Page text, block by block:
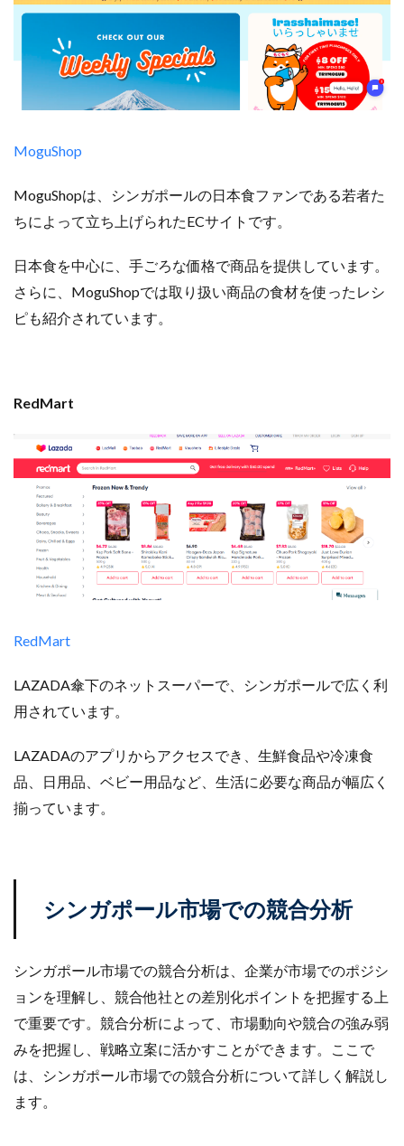
MoguShop
MoguShopは、シンガポールの日本食ファンである若者た
ちによって立ち上げられたECサイトです。
日本食を中心に、手ごろな価格で商品を提供しています。
さらに、MoguShopでは取り扱い商品の食材を使ったレシ
ピも紹介されています。
RedMart
RedMart
LAZADA傘下のネットスーパーで、シンガポールで広く利
用されています。
LAZADAのアプリからアクセスでき、生鮮食品や冷凍食
品、日用品、ベビー用品など、生活に必要な商品が幅広く
揃っています。
シンガポール市場での競合分析
シンガポール市場での競合分析は、企業が市場でのポジシ
ョンを理解し、競合他社との差別化ポイントを把握する上
で重要です。競合分析によって、市場動向や競合の強み弱
みを把握し、戦略立案に活かすことができます。ここで
は、シンガポール市場での競合分析について詳しく解説し
ます。